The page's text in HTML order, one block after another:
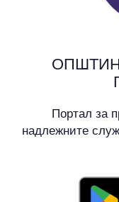
Портал за
надлежните